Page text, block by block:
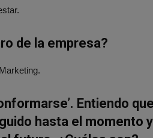
de la empresa?
Entiendo que
hasta el momento y